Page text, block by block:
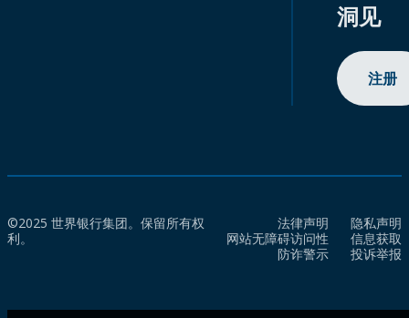
洞见
注册
©2025 世界银行集团。保留所有权
利。
法律声明
隐私声明
网站无障碍访问性
信息获取
防诈警示
投诉举报